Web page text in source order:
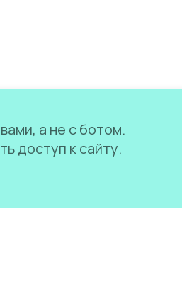
а не с ботом.
доступ к сайту.